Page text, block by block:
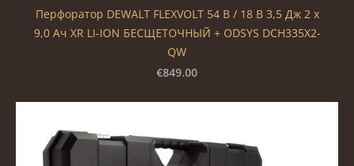
Перфоратор DEWALT FLEXVOLT 54 В / 18 В 3,5 Дж 2 x
9,0 Ач XR LI-ION БЕСЩЕТОЧНЫЙ + ODSYS DCH335X2-
QW
€849.00